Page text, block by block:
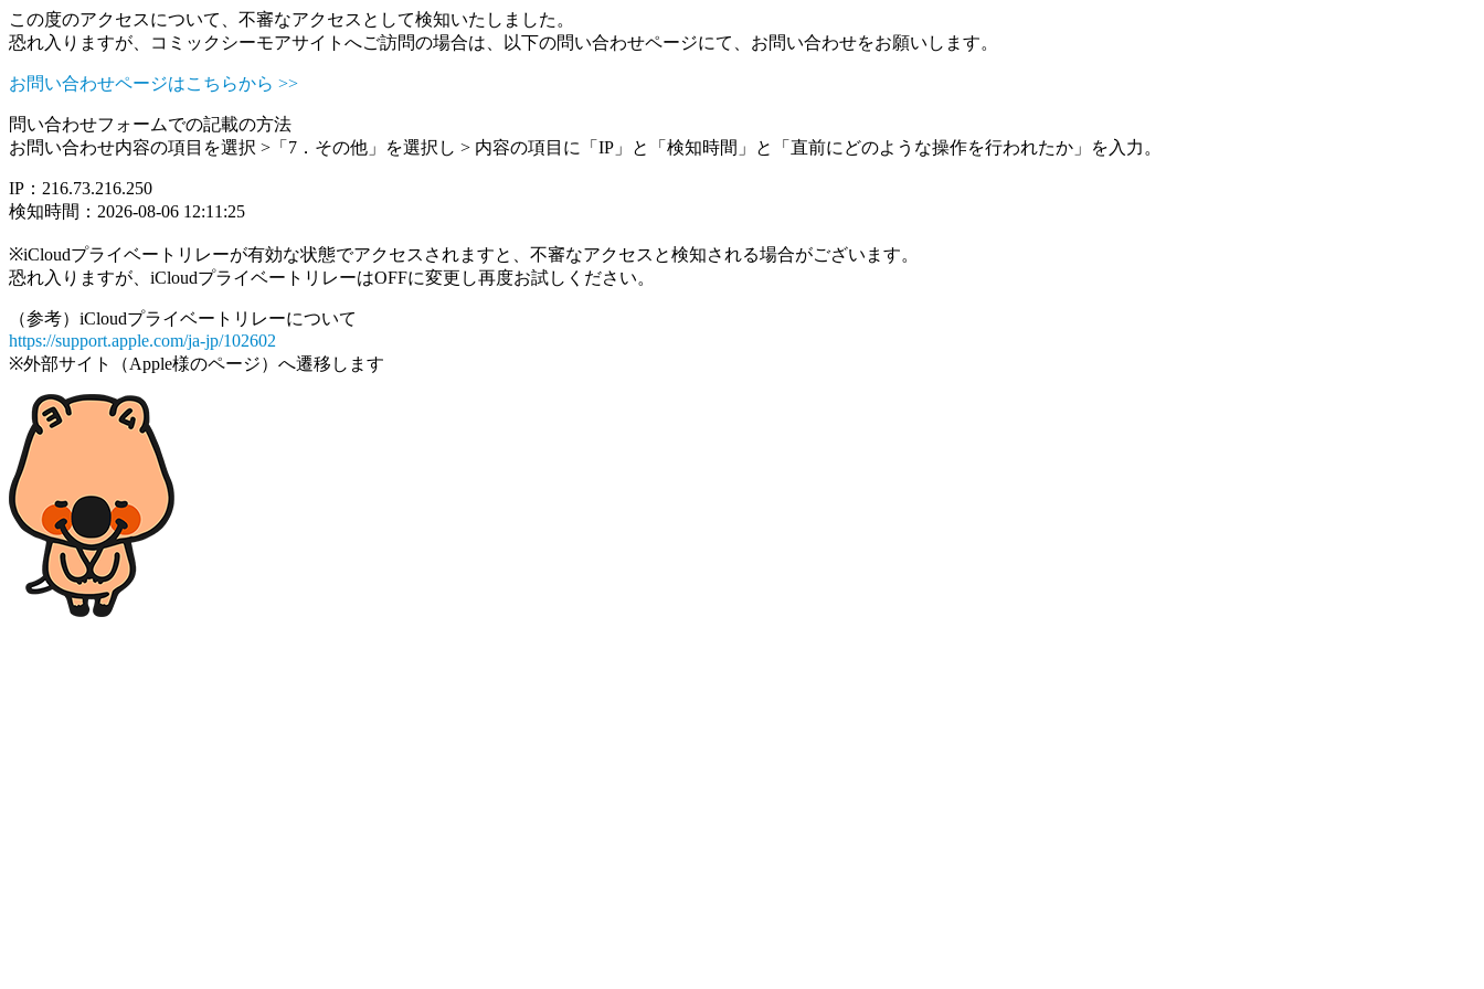
この度のアクセスについて、不審なアクセスとして検知いたしました。
恐れ入りますが、コミックシーモアサイトへご訪問の場合は、以下の問い合わせページにて、お問い合わせをお願いします。
お問い合わせページはこちらから >>
問い合わせフォームでの記載の方法
お問い合わせ内容の項目を選択 >「7．その他」を選択し > 内容の項目に「IP」と「検知時間」と「直前にどのような操作を行われたか」を入力。
IP：216.73.216.250
検知時間：2026-08-06 12:11:25
※iCloudプライベートリレーが有効な状態でアクセスされますと、不審なアクセスと検知される場合がございます。
恐れ入りますが、iCloudプライベートリレーはOFFに変更し再度お試しください。
（参考）iCloudプライベートリレーについて
https://support.apple.com/ja-jp/102602
※外部サイト（Apple様のページ）へ遷移します